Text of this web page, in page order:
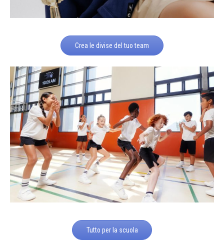
Crea le divise del tuo team
Tutto per la scuola